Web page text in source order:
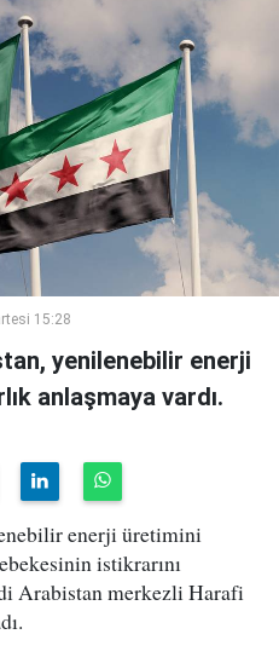
15:28
yenilenebilir enerji
anlaşmaya vardı.
enerji üretimini
istikrarını
Arabistan merkezli Harafi